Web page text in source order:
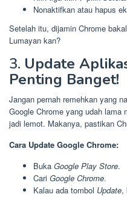
Nonaktifkan atau hapus
Setelah itu, dijamin Chrome
Lumayan kan?
3. Update
Penting Banget!
Jangan pernah remehkan yang
Google Chrome yang udah lama
jadi lemot. Makanya, pastikan
Cara Update Google Chrome:
Buka Google Play Store.
Cari Google Chrome.
Kalau ada tombol Update,